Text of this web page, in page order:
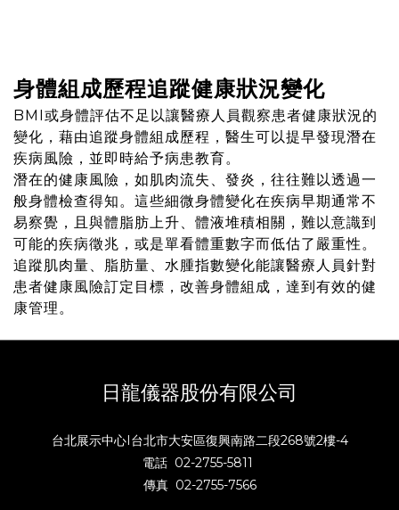
身體組成歷程追蹤健康狀況變化
BMI或身體評估不足以讓醫療人員觀察患者健康狀況的
變化，藉由追蹤身體組成歷程，醫生可以提早發現潛在
疾病風險，並即時給予病患教育。
潛在的健康風險，如肌肉流失、發炎，往往難以透過一
般身體檢查得知。這些細微身體變化在疾病早期通常不
易察覺，且與體脂肪上升、體液堆積相關，難以意識到
可能的疾病徵兆，或是單看體重數字而低估了嚴重性。
追蹤肌肉量、脂肪量、水腫指數變化能讓醫療人員針對
患者健康風險訂定目標，改善身體組成，達到有效的健
康管理。
日龍儀器股份有限公司
台北展示中心I台北市大安區復興南路二段268號2樓-4
電話 02-2755-5811
傳真 02-2755-7566